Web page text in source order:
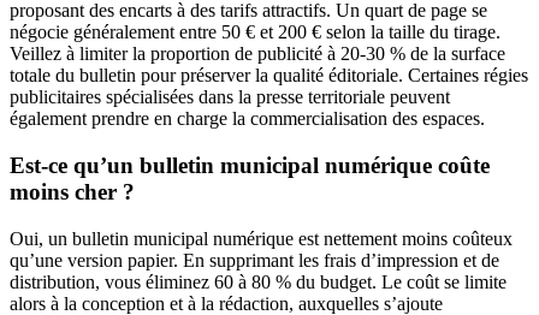
proposant des encarts à des tarifs attractifs. Un quart de page se
négocie généralement entre 50 € et 200 € selon la taille du tirage.
Veillez à limiter la proportion de publicité à 20-30 % de la surface
totale du bulletin pour préserver la qualité éditoriale. Certaines régies
publicitaires spécialisées dans la presse territoriale peuvent
également prendre en charge la commercialisation des espaces.
Est-ce qu’un bulletin municipal numérique coûte
moins cher ?
Oui, un bulletin municipal numérique est nettement moins coûteux
qu’une version papier. En supprimant les frais d’impression et de
distribution, vous éliminez 60 à 80 % du budget. Le coût se limite
alors à la conception et à la rédaction, auxquelles s’ajoute